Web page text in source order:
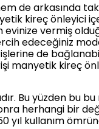
de arkasında
kireç önleyici
evinize vermiş
edeceğiniz
de
manyetik kireç
Bu yüzden bu
herhangi bir
yıl kullanım